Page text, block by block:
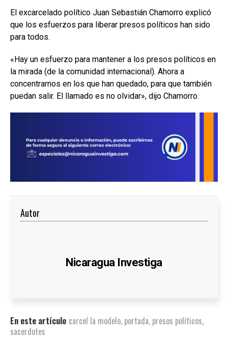
El excarcelado político Juan Sebastián Chamorro explicó
que los esfuerzos para liberar presos políticos han sido
para todos.
«Hay un esfuerzo para mantener a los presos políticos en
la mirada (de la comunidad internacional). Ahora a
concentrarnos en los que han quedado, para que también
puedan salir. El llamado es no olvidar», dijo Chamorro.
Autor
Nicaragua Investiga
En este artículo carcel la modelo, portada, presos políticos,
sacerdotes